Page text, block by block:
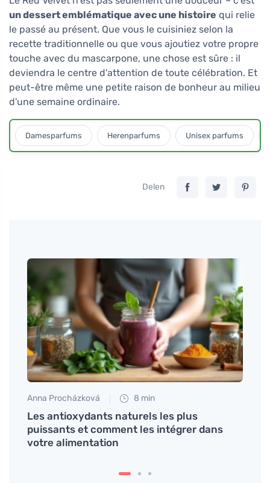
un dessert emblématique avec une histoire qui relie
le passé au présent. Que vous le cuisiniez selon la
recette traditionnelle ou que vous ajoutiez votre propre
touche avec du mascarpone, une chose est sûre : il
deviendra le centre d'attention de toute célébration. Et
peut-être même une petite raison de bonheur au milieu
d'une semaine ordinaire.
Damesparfums Herenparfums Unisex parfums
Delen
Anna Procházková 8 min
Les antioxydants naturels les plus
puissants et comment les intégrer dans
votre alimentation